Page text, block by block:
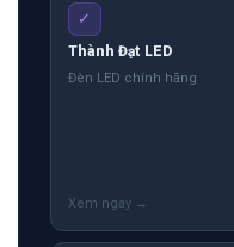
✓
Thành Đạt LED
Đèn LED chính hãng